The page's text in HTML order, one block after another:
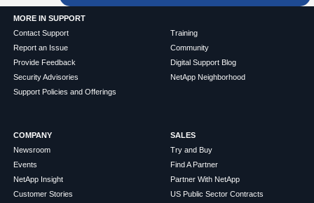
MORE IN SUPPORT
Contact Support
Report an Issue
Provide Feedback
Security Advisories
Support Policies and Offerings
Training
Community
Digital Support Blog
NetApp Neighborhood
COMPANY
Newsroom
Events
NetApp Insight
Customer Stories
SALES
Try and Buy
Find A Partner
Partner With NetApp
US Public Sector Contracts